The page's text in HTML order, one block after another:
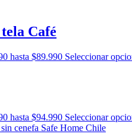
Café
hasta $89.990 Seleccionar
hasta $94.990 Seleccionar